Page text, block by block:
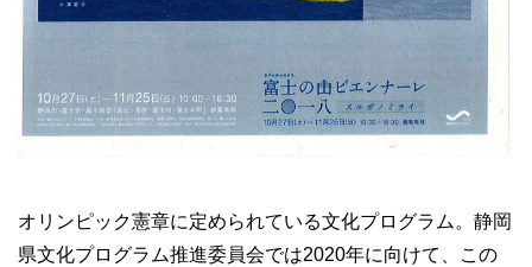
オリンピック憲章に定められている文化プログラム。静岡
県文化プログラム推進委員会では2020年に向けて、この